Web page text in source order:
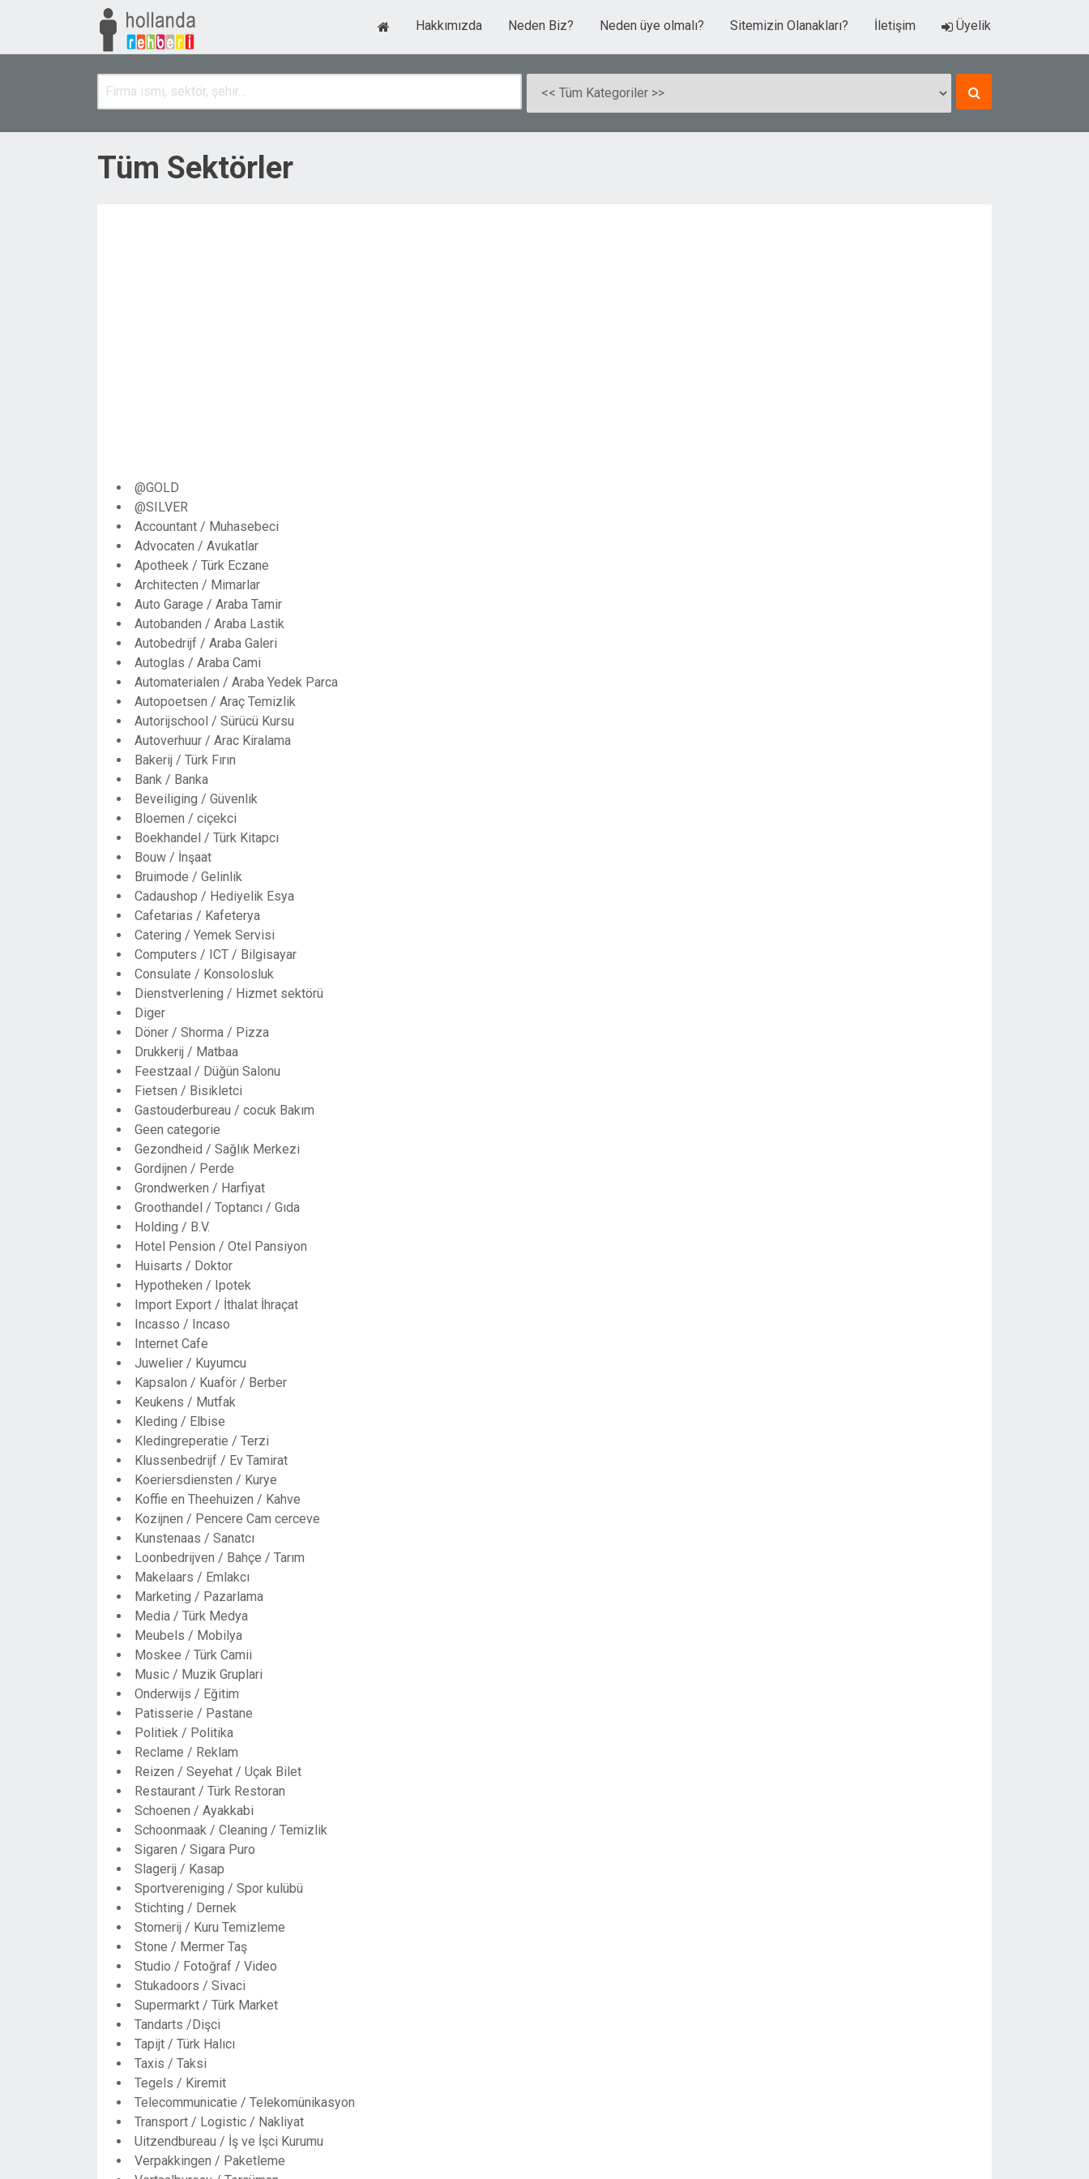
Hakkımızda Neden Biz? Neden üye olmalı? Sitemizin Olanakları? İletişim Üyelik
Tüm Sektörler
@GOLD
@SILVER
Accountant / Muhasebeci
Advocaten / Avukatlar
Apotheek / Türk Eczane
Architecten / Mimarlar
Auto Garage / Araba Tamir
Autobanden / Araba Lastik
Autobedrijf / Araba Galeri
Autoglas / Araba Cami
Automaterialen / Araba Yedek Parca
Autopoetsen / Araç Temizlik
Autorijschool / Sürücü Kursu
Autoverhuur / Arac Kiralama
Bakerij / Türk Fırın
Bank / Banka
Beveiliging / Güvenlik
Bloemen / ciçekci
Boekhandel / Türk Kitapcı
Bouw / İnşaat
Bruimode / Gelinlik
Cadaushop / Hediyelik Esya
Cafetarias / Kafeterya
Catering / Yemek Servisi
Computers / ICT / Bilgisayar
Consulate / Konsolosluk
Dienstverlening / Hizmet sektörü
Diger
Döner / Shorma / Pizza
Drukkerij / Matbaa
Feestzaal / Düğün Salonu
Fietsen / Bisikletci
Gastouderbureau / cocuk Bakım
Geen categorie
Gezondheid / Sağlık Merkezi
Gordijnen / Perde
Grondwerken / Harfiyat
Groothandel / Toptancı / Gıda
Holding / B.V.
Hotel Pension / Otel Pansiyon
Huisarts / Doktor
Hypotheken / Ipotek
Import Export / İthalat İhraçat
Incasso / Incaso
Internet Cafe
Juwelier / Kuyumcu
Kapsalon / Kuaför / Berber
Keukens / Mutfak
Kleding / Elbise
Kledingreperatie / Terzi
Klussenbedrijf / Ev Tamirat
Koeriersdiensten / Kurye
Koffie en Theehuizen / Kahve
Kozijnen / Pencere Cam cerceve
Kunstenaas / Sanatcı
Loonbedrijven / Bahçe / Tarım
Makelaars / Emlakcı
Marketing / Pazarlama
Media / Türk Medya
Meubels / Mobilya
Moskee / Türk Camii
Music / Muzik Gruplari
Onderwijs / Eğitim
Patisserie / Pastane
Politiek / Politika
Reclame / Reklam
Reizen / Seyehat / Uçak Bilet
Restaurant / Türk Restoran
Schoenen / Ayakkabi
Schoonmaak / Cleaning / Temizlik
Sigaren / Sigara Puro
Slagerij / Kasap
Sportvereniging / Spor kulübü
Stichting / Dernek
Stomerij / Kuru Temizleme
Stone / Mermer Taş
Studio / Fotoğraf / Video
Stukadoors / Sivaci
Supermarkt / Türk Market
Tandarts /Dişci
Tapijt / Türk Halıcı
Taxis / Taksi
Tegels / Kiremit
Telecommunicatie / Telekomünikasyon
Transport / Logistic / Nakliyat
Uitzendbureau / İş ve İşci Kurumu
Verpakkingen / Paketleme